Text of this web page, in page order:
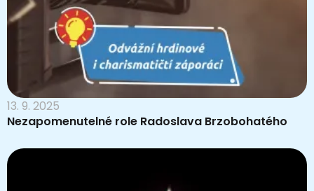
13. 9. 2025
Nezapomenutelné role Radoslava Brzobohatého